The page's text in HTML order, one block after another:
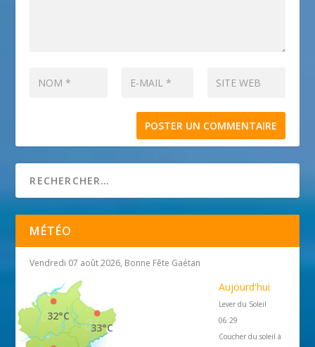
MÉTÉO
Vendredi 07 août 2026, Bonne Fête Gaétan
33°C
32°C
Aujourd'hui
Lever du Soleil
06:29
Coucher du soleil à